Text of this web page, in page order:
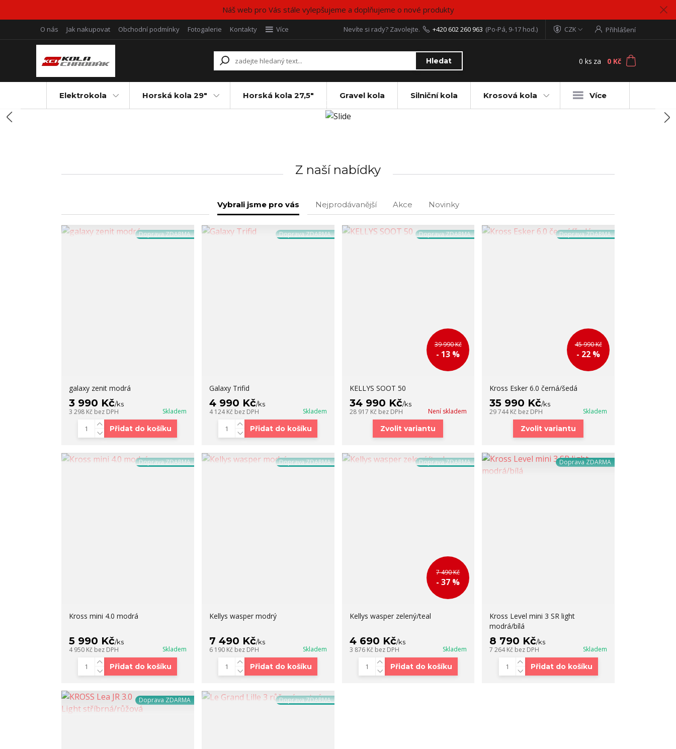
Náš web pro Vás stále vylepšujeme a doplňujeme o nové produkty
O nás Jak nakupovat Obchodní podmínky Fotogalerie Kontakty Více CZK Přihlášení
Hledat
Nevíte si rady? Zavolejte. +420 602 260 963 (Po-Pá, 9-17 hod.)
0 ks za 0 Kč
Elektrokola Horská kola 29" Horská kola 27,5" Gravel kola Silniční kola Krosová kola Více
Z naší nabídky
Vybrali jsme pro vás Nejprodávanější Akce Novinky
Doprava ZDARMA
galaxy zenit modrá
3 990 Kč/ks
3 298 Kč bez DPH Skladem
Přidat do košíku
Doprava ZDARMA
Galaxy Trifid
4 990 Kč/ks
4 124 Kč bez DPH Skladem
Přidat do košíku
Doprava ZDARMA
39 990 Kč
- 13 %
KELLYS SOOT 50
34 990 Kč/ks
28 917 Kč bez DPH Není skladem
Zvolit variantu
Doprava ZDARMA
45 990 Kč
- 22 %
Kross Esker 6.0 černá/šedá
35 990 Kč/ks
29 744 Kč bez DPH Skladem
Zvolit variantu
Doprava ZDARMA
Kross mini 4.0 modrá
5 990 Kč/ks
4 950 Kč bez DPH Skladem
Přidat do košíku
Doprava ZDARMA
Kellys wasper modrý
7 490 Kč/ks
6 190 Kč bez DPH Skladem
Přidat do košíku
Doprava ZDARMA
7 490 Kč
- 37 %
Kellys wasper zelený/teal
4 690 Kč/ks
3 876 Kč bez DPH Skladem
Přidat do košíku
Doprava ZDARMA
Kross Level mini 3 SR light
modrá/bílá
8 790 Kč/ks
7 264 Kč bez DPH Skladem
Přidat do košíku
Doprava ZDARMA Doprava ZDARMA